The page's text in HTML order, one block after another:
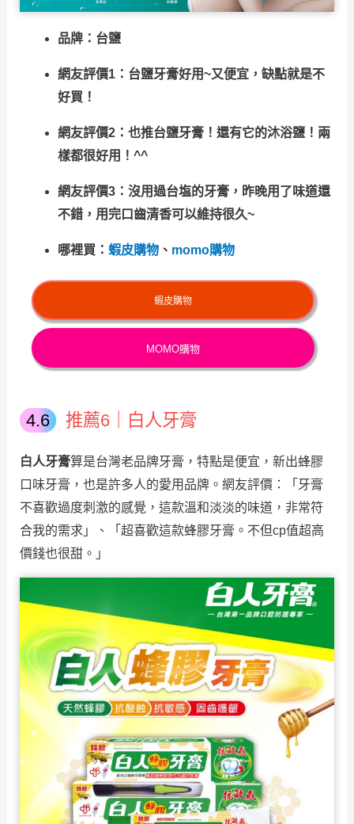
品牌：台鹽
網友評價1：台鹽牙膏好用~又便宜，缺點就是不
好買！
網友評價2：也推台鹽牙膏！還有它的沐浴鹽！兩
樣都很好用！^^
網友評價3：沒用過台塩的牙膏，昨晚用了味道還
不錯，用完口齒清香可以維持很久~
哪裡買： 蝦皮購物、 momo購物
蝦皮購物
MOMO購物
推薦6｜白人牙膏
白人牙膏算是台灣老品牌牙膏，特點是便宜，新出蜂膠
口味牙膏，也是許多人的愛用品牌。網友評價：「牙膏
不喜歡過度刺激的感覺，這款溫和淡淡的味道，非常符
合我的需求」、「超喜歡這款蜂膠牙膏。不但cp值超高
價錢也很甜。」